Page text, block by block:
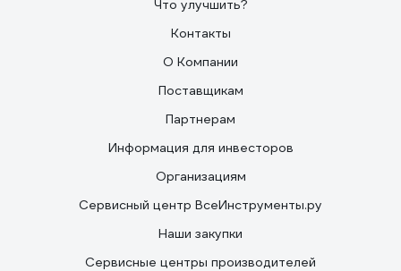
Что улучшить?
Контакты
О Компании
Поставщикам
Партнерам
Информация для инвесторов
Организациям
Сервисный центр ВсеИнструменты.ру
Наши закупки
Сервисные центры производителей